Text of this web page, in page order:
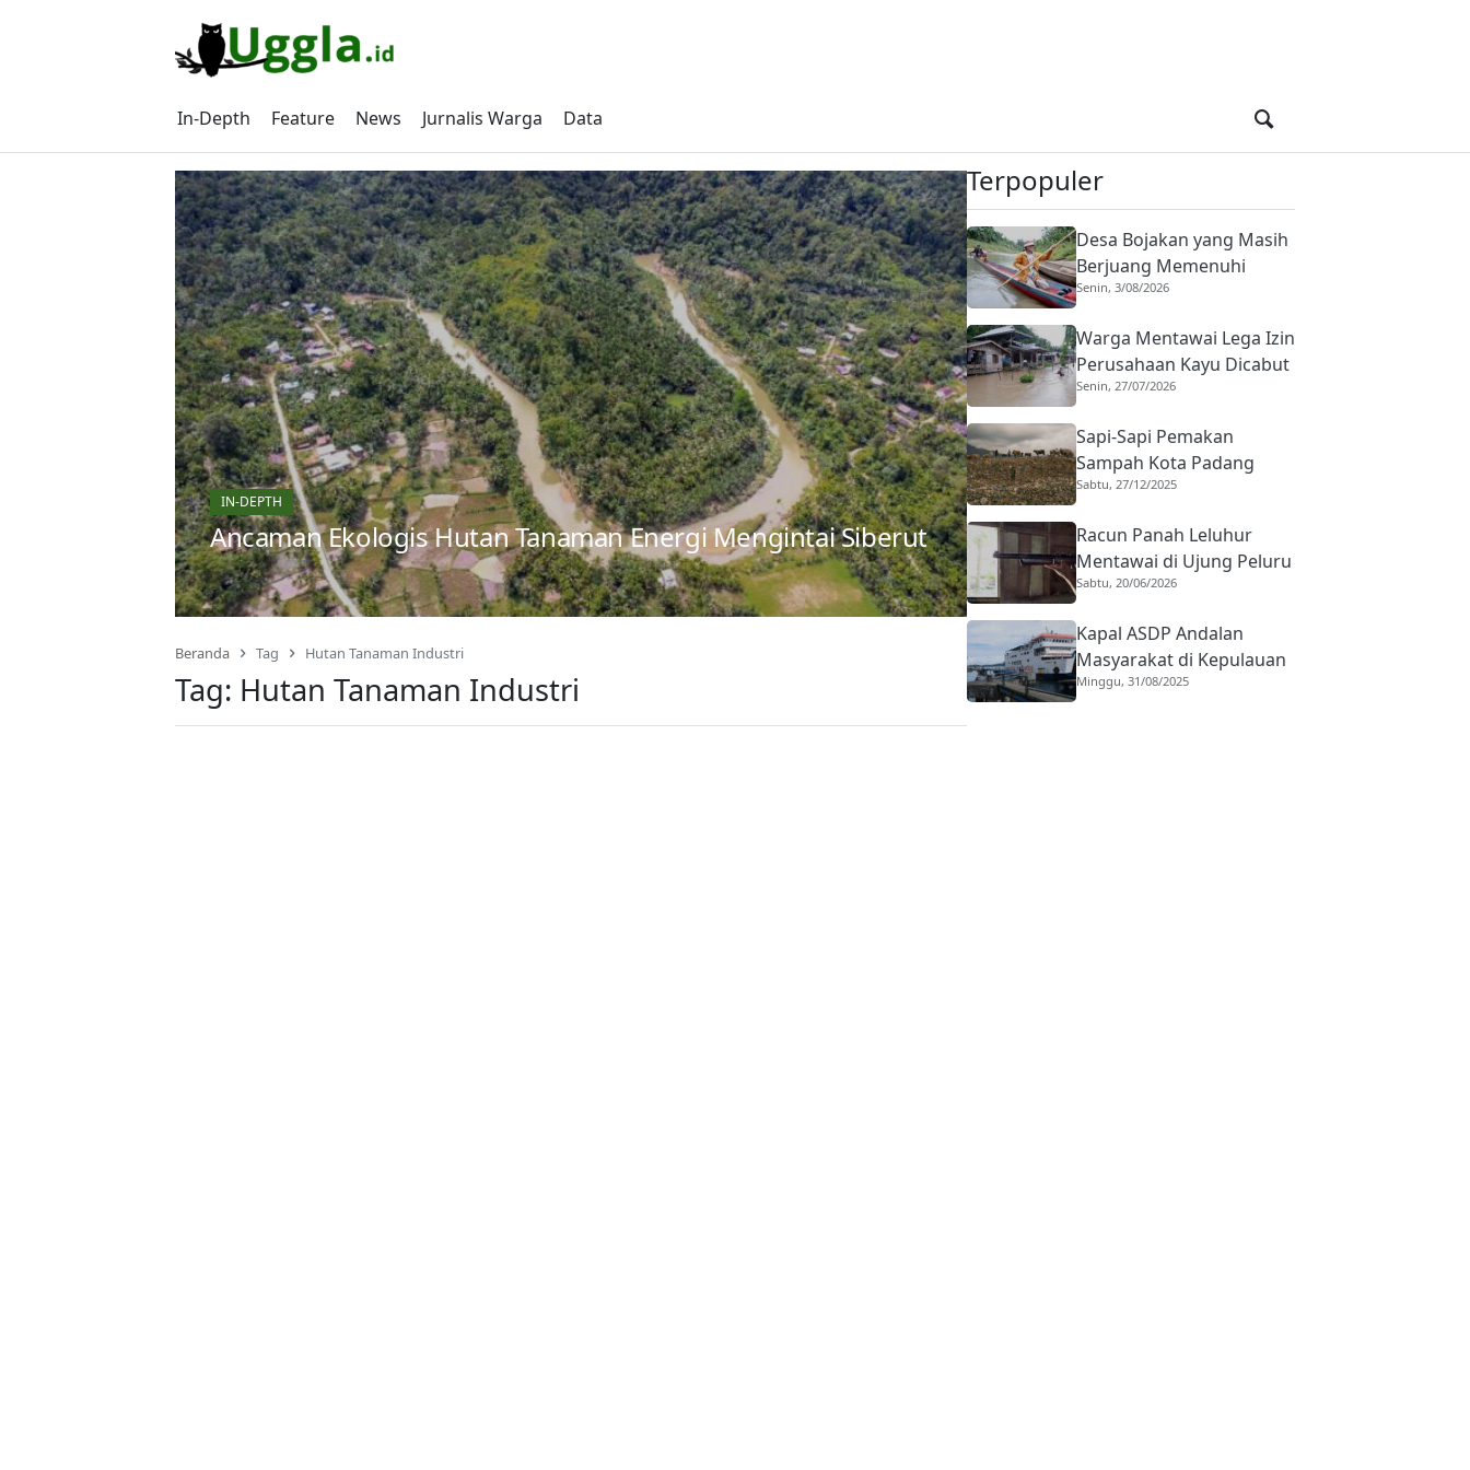
In-Depth Feature News Jurnalis Warga Data
IN-DEPTH
Ancaman Ekologis Hutan Tanaman Energi Mengintai Siberut
Beranda Tag Hutan Tanaman Industri
Tag: Hutan Tanaman Industri
Terpopuler
Desa Bojakan yang Masih
Berjuang Memenuhi
Kebutuhan Dasar
Senin, 3/08/2026
Warga Mentawai Lega Izin
Perusahaan Kayu Dicabut
Senin, 27/07/2026
Sapi-Sapi Pemakan
Sampah Kota Padang
Sabtu, 27/12/2025
Racun Panah Leluhur
Mentawai di Ujung Peluru
Modern
Sabtu, 20/06/2026
Kapal ASDP Andalan
Masyarakat di Kepulauan
Mentawai
Minggu, 31/08/2025